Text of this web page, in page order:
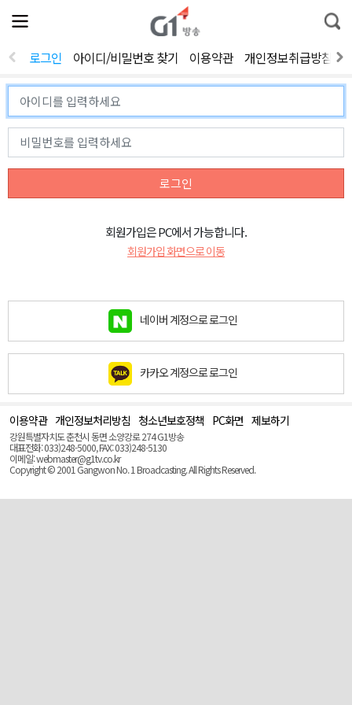
전
체
뉴
열
통
합
색
로그인 아이디/비밀번호 찾기 이용약관 개인정보취급방침
로그인
회원가입은 PC에서 가능합니다.
회원가입 화면으로 이동
네이버 계정으로 로그인
카카오 계정으로 로그인
이용약관 개인정보처리방침 청소년보호정책 PC화면 제보하기
강원특별자치도 춘천시 동면 소양강로 274 G1방송
대표전화: 033)248-5000, FAX: 033)248-5130
이메일: webmaster@g1tv.co.kr
Copyright © 2001 Gangwon No. 1 Broadcasting. All Rights Reserved.